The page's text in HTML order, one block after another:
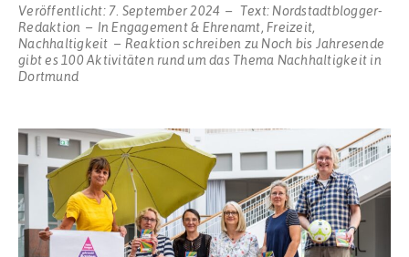
Veröffentlicht: 7. September 2024 Text: Nordstadtblogger-
Redaktion
InEngagement & Ehrenamt, Freizeit,
Nachhaltigkeit
Reaktion schreiben zu Noch bis Jahresende
gibt es 100 Aktivitäten rund um das Thema Nachhaltigkeit in
Dortmund